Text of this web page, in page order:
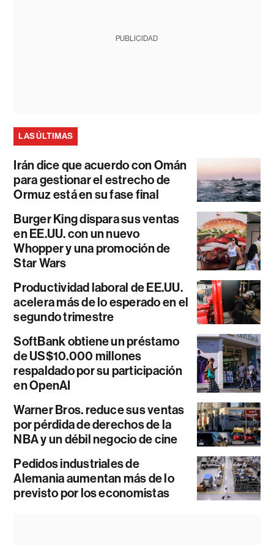
PUBLICIDAD
LAS ÚLTIMAS
Irán dice que acuerdo con Omán
para gestionar el estrecho de
Ormuz está en su fase final
Burger King dispara sus ventas
en EE.UU. con un nuevo
Whopper y una promoción de
Star Wars
Productividad laboral de EE.UU.
acelera más de lo esperado en el
segundo trimestre
SoftBank obtiene un préstamo
de US$10.000 millones
respaldado por su participación
en OpenAI
Warner Bros. reduce sus ventas
por pérdida de derechos de la
NBA y un débil negocio de cine
Pedidos industriales de
Alemania aumentan más de lo
previsto por los economistas